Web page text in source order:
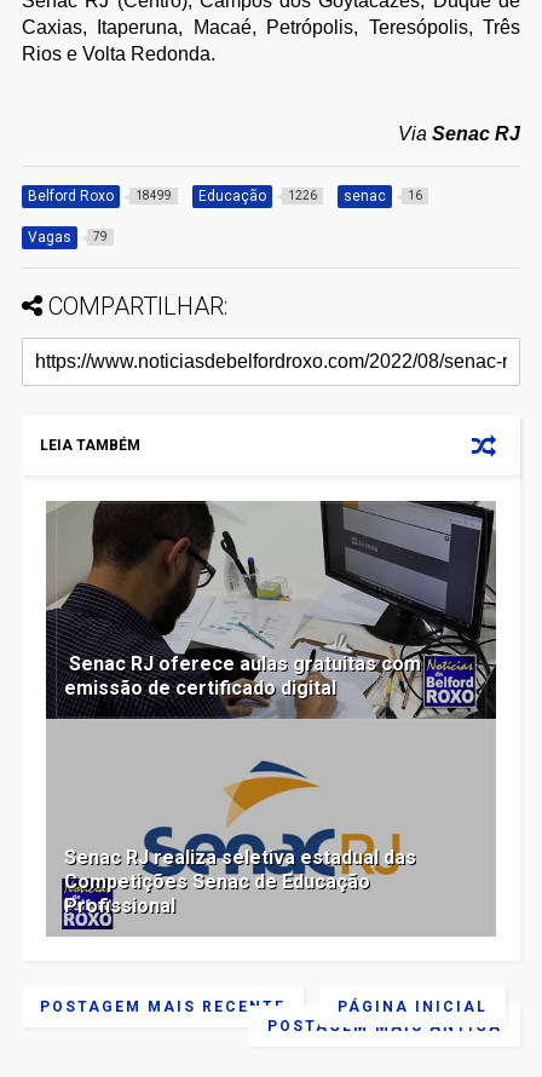
Caxias, Itaperuna, Macaé, Petrópolis, Teresópolis, Três
Rios e Volta Redonda.
ViaSenac RJ
Belford Roxo 18499 Educação 1226 senac 16
Vagas 79
COMPARTILHAR:
LEIA TAMBÉM
​ Senac RJ oferece aulas gratuitas com
emissão de certificado digital
Senac RJ realiza seletiva estadual das
Competições Senac de Educação
Profissional
POSTAGEM MAIS RECENTE
POSTAGEM MAIS ANTIGA
PÁGINA INICIAL